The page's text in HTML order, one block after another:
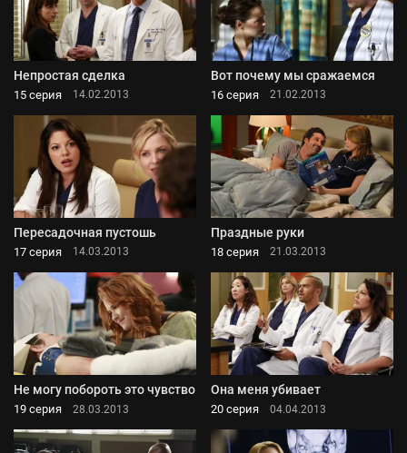
Непростая сделка
15 серия 14.02.2013
Вот почему мы сражаемся
16 серия 21.02.2013
Пересадочная пустошь
17 серия 14.03.2013
Праздные руки
18 серия 21.03.2013
Не могу побороть это чувство
19 серия 28.03.2013
Она меня убивает
20 серия 04.04.2013